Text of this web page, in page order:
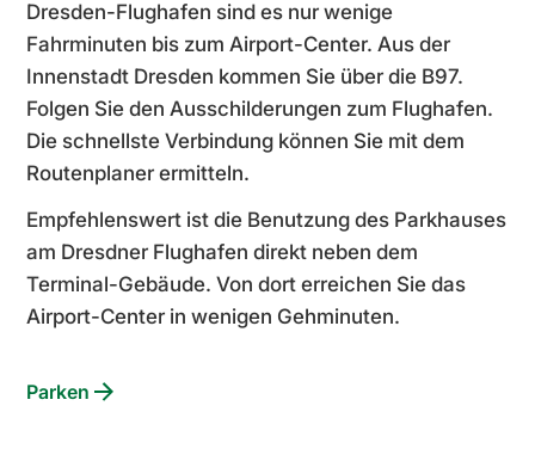
Dresden-Flughafen sind es nur wenige
Fahrminuten bis zum Airport-Center. Aus der
Innenstadt Dresden kommen Sie über die B97.
Folgen Sie den Ausschilderungen zum Flughafen.
Die schnellste Verbindung können Sie mit dem
Routenplaner ermitteln.
Empfehlenswert ist die Benutzung des Parkhauses
am Dresdner Flughafen direkt neben dem
Terminal-Gebäude. Von dort erreichen Sie das
Airport-Center in wenigen Gehminuten.
Parken